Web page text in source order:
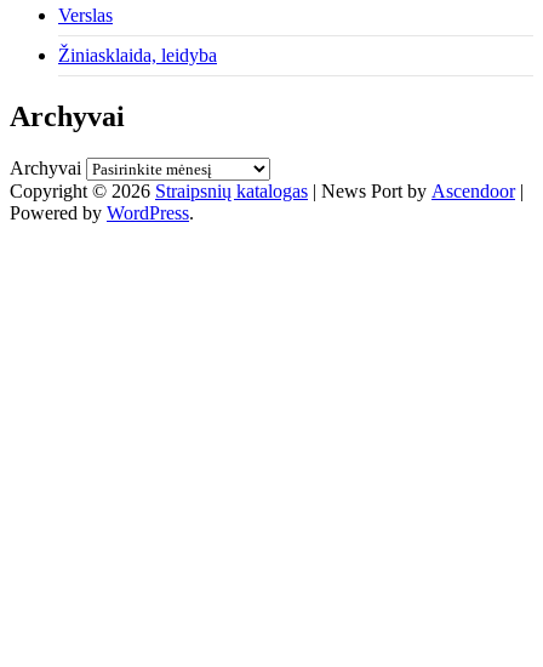
Verslas
Žiniasklaida, leidyba
Archyvai
Archyvai
Copyright © 2026 Straipsnių katalogas | News Port by Ascendoor|
Powered by WordPress.